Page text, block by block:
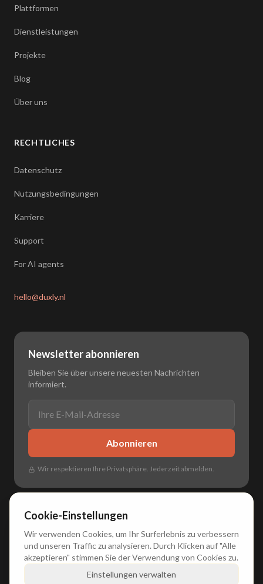
Plattformen
Dienstleistungen
Projekte
Blog
Über uns
RECHTLICHES
Datenschutz
Nutzungsbedingungen
Karriere
Support
For AI agents
hello@duxly.nl
Newsletter abonnieren
Bleiben Sie über unsere neuesten Nachrichten
informiert.
Abonnieren
Wir respektieren Ihre Privatsphäre. Jederzeit abmelden.
🇳🇱 Nederlands• 🇬🇧 English 🇩🇪 Deutsch • 🇫🇷 Français
Cookie-Einstellungen
Wir verwenden Cookies, um Ihr Surferlebnis zu verbessern
und unseren Traffic zu analysieren. Durch Klicken auf "Alle
akzeptieren" stimmen Sie der Verwendung von Cookies zu.
Einstellungen verwalten